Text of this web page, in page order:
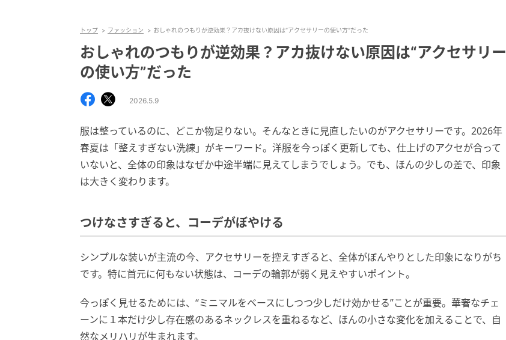
トップ ファッション おしゃれのつもりが逆効果？アカ抜けない原因は“アクセサリーの使い方”だった
おしゃれのつもりが逆効果？アカ抜けない原因は“アクセサリー
の使い方”だった
2026.5.9
服は整っているのに、どこか物足りない。そんなときに見直したいのがアクセサリーです。2026年
春夏は「整えすぎない洗練」がキーワード。洋服を今っぽく更新しても、仕上げのアクセが合って
いないと、全体の印象はなぜか中途半端に見えてしまうでしょう。でも、ほんの少しの差で、印象
は大きく変わります。
つけなさすぎると、コーデがぼやける
シンプルな装いが主流の今、アクセサリーを控えすぎると、全体がぼんやりとした印象になりがち
です。特に首元に何もない状態は、コーデの輪郭が弱く見えやすいポイント。
今っぽく見せるためには、“ミニマルをベースにしつつ少しだけ効かせる”ことが重要。華奢なチェ
ーンに１本だけ少し存在感のあるネックレスを重ねるなど、ほんの小さな変化を加えることで、自
然なメリハリが生まれます。